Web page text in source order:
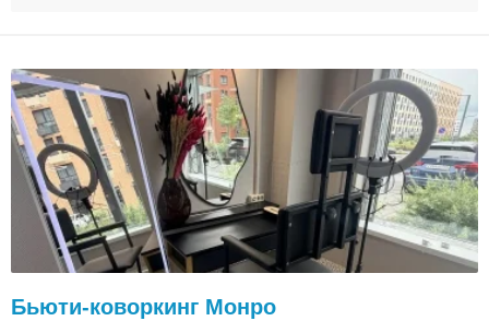
Бьюти-коворкинг Монро